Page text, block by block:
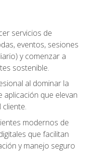
servicios de
eventos, sesiones
y comenzar a
sostenible.
al dominar la
aplicación que elevan
modernos de
que facilitan
y manejo seguro